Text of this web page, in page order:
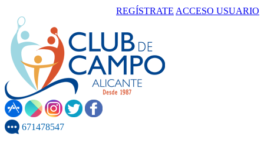
REGÍSTRATE ACCESO USUARIO
671478547